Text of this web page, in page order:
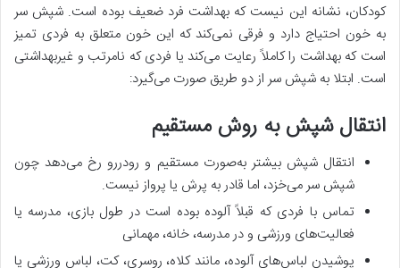
کودکان، نشانه این نیست که بهداشت فرد ضعیف بوده است. شپش سر
به خون احتیاج دارد و فرقی نمی­‌کند که این خون متعلق به فردی تمیز
است که بهداشت را کاملاً رعایت می­‌کند یا فردی که نامرتب و غیربهداشتی
است. ابتلا به شپش سر از دو طریق صورت می­‌گیرد:
انتقال شپش به روش مستقیم
انتقال شپش بیشتر به­‌صورت مستقیم و رودررو رخ می­‌دهد چون
شپش سر می­‌خزد، اما قادر به پرش یا پرواز نیست.
تماس با فردی که قبلاً آلوده بوده است در طول بازی، مدرسه یا
فعالیت­‌های ورزشی و در مدرسه­، خانه­، مهمانی
پوشیدن لباس­‌های آلوده، مانند کلاه، روسری، کت، لباس ورزشی یا